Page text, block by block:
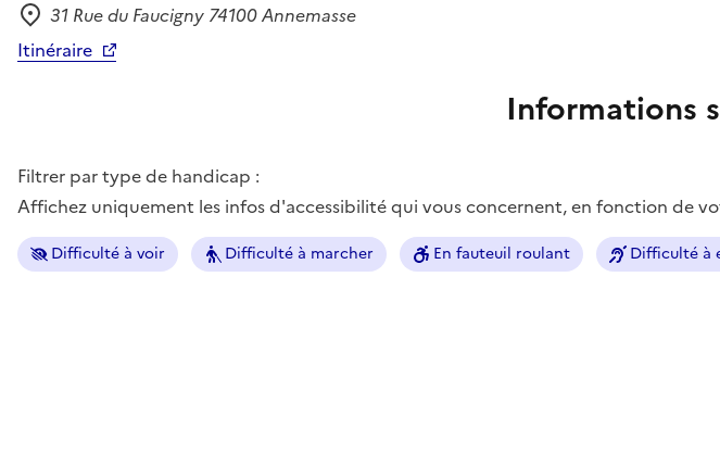
Adresse
31 Rue du Faucigny 74100 Annemasse
Itinéraire
Informations
Filtrer par type de handicap :
Affichez uniquement les infos d'accessibilité qui vous concernent, en fonction de
Difficulté à voir Difficulté à marcher En fauteuil roulant Difficulté à